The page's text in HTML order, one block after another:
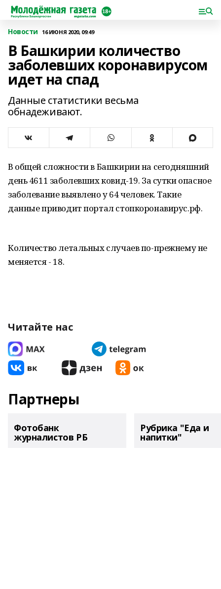
Новости 16 ИЮНЯ 2020, 09:49
В Башкирии количество
заболевших коронавирусом
идет на спад
Данные статистики весьма
обнадеживают.
В общей сложности в Башкирии на сегодняшний
день 4611 заболевших ковид-19. За сутки опасное
заболевание выявлено у 64 человек. Такие
данные приводит портал стопкоронавирус.рф.
Количество летальных случаев по-прежнему не
меняется - 18.
Читайте нас
Партнеры
Фотобанк
журналистов РБ
Рубрика "Еда и
напитки"